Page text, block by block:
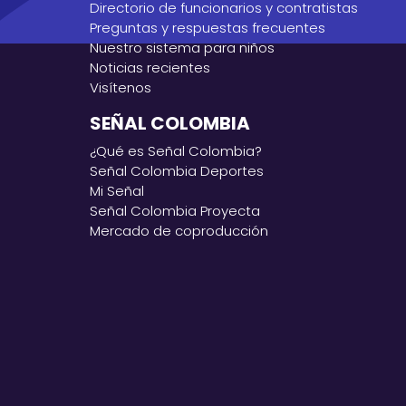
Directorio de funcionarios y contratistas
Preguntas y respuestas frecuentes
Nuestro sistema para niños
Noticias recientes
Visítenos
SEÑAL COLOMBIA
¿Qué es Señal Colombia?
Señal Colombia Deportes
Mi Señal
Señal Colombia Proyecta
Mercado de coproducción